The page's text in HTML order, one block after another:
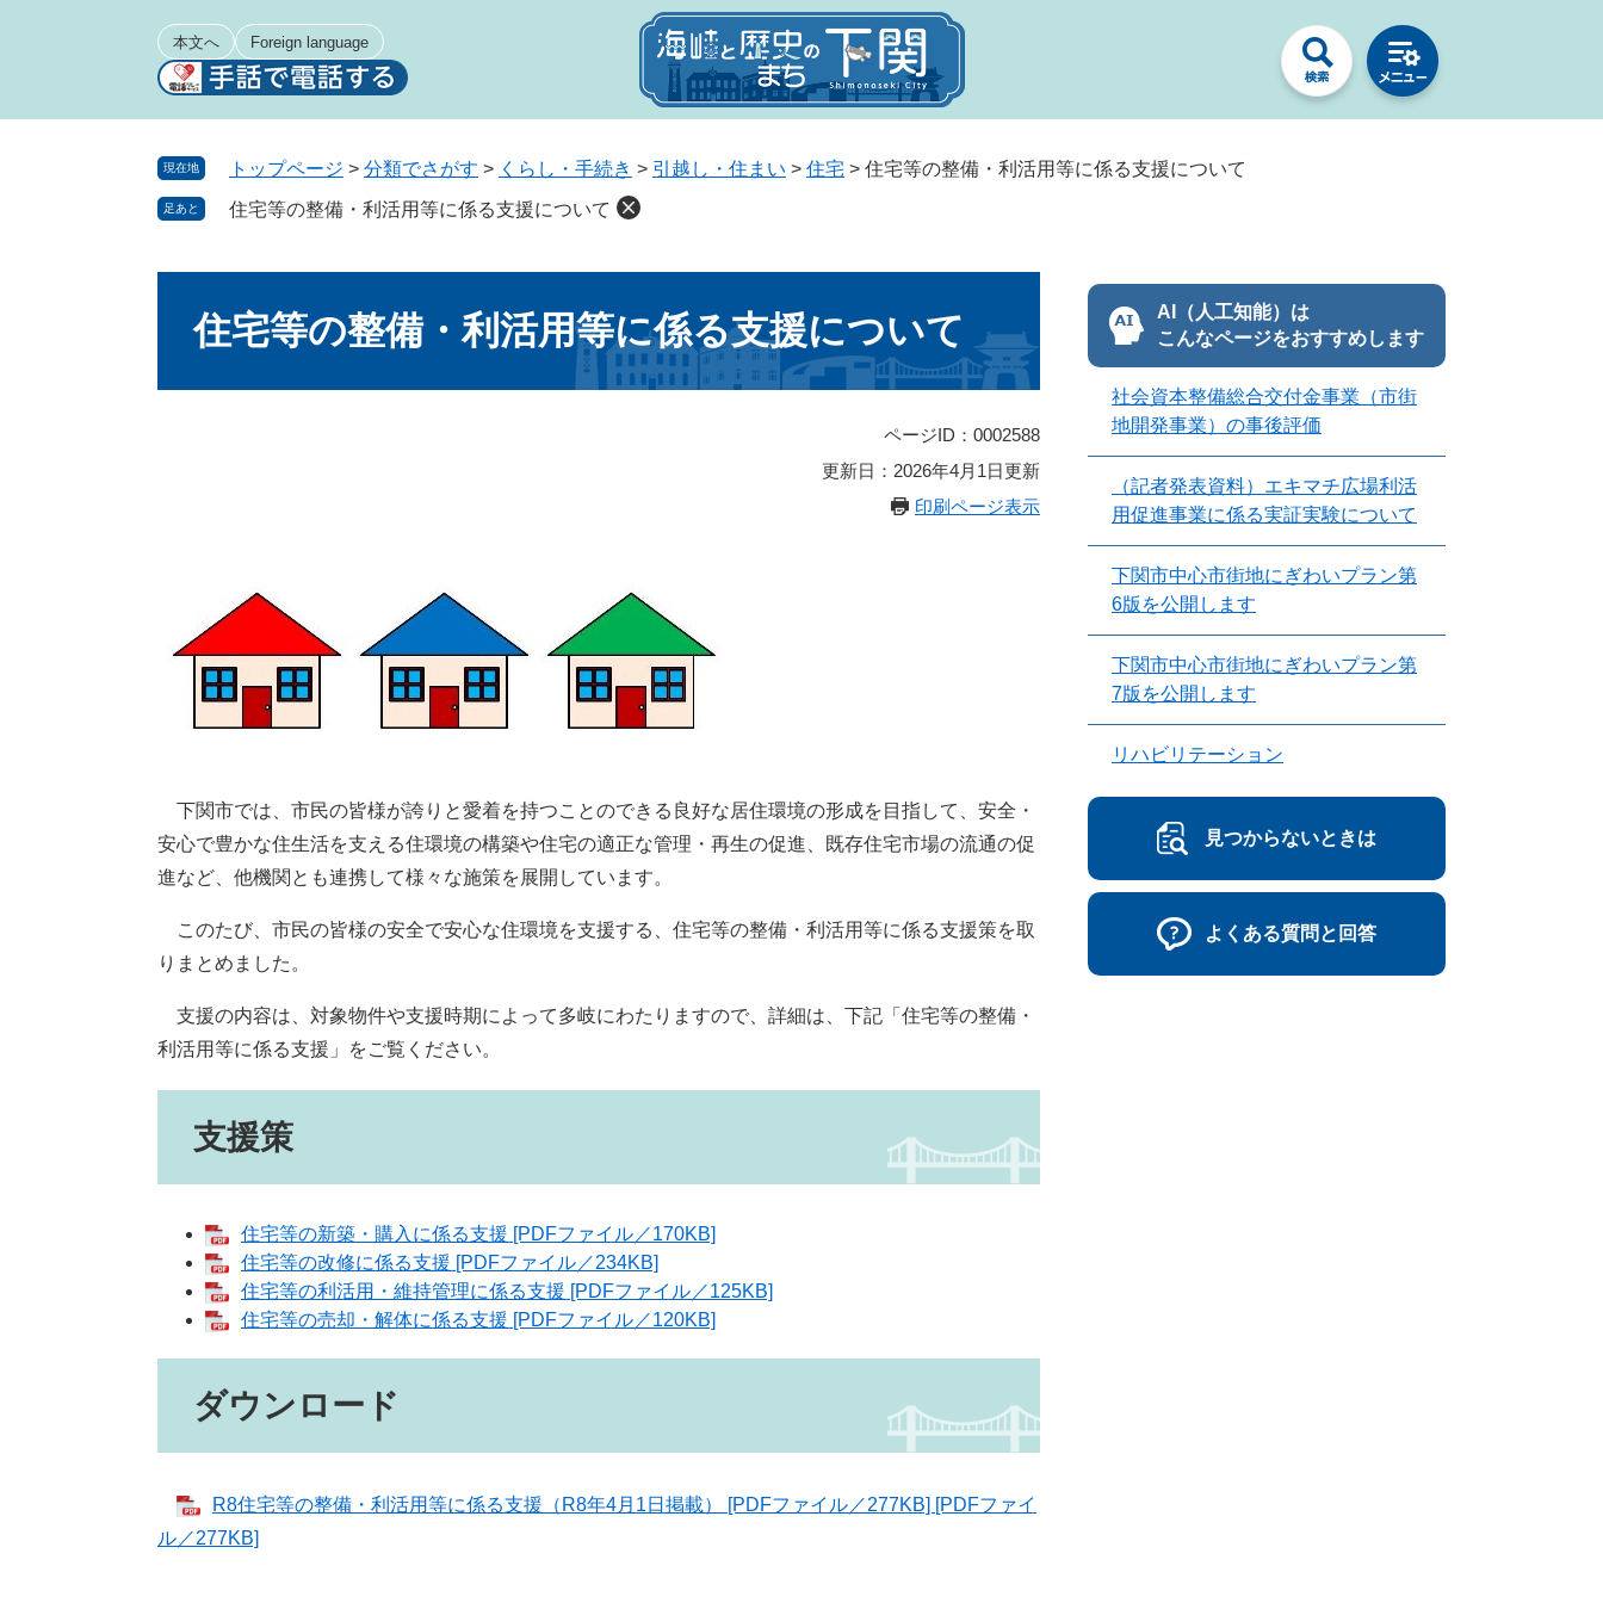
本文へ Foreign language
現在地 トップページ > 分類でさがす > くらし・手続き > 引越し・住まい > 住宅 > 住宅等の整備・利活用等に係る支援について
足あと 住宅等の整備・利活用等に係る支援について
住宅等の整備・利活用等に係る支援について
ページID：0002588
更新日：2026年4月1日更新
印刷ページ表示
下関市では、市民の皆様が誇りと愛着を持つことのできる良好な居住環境の形成を目指して、安全・
安心で豊かな住生活を支える住環境の構築や住宅の適正な管理・再生の促進、既存住宅市場の流通の促
進など、他機関とも連携して様々な施策を展開しています。
このたび、市民の皆様の安全で安心な住環境を支援する、住宅等の整備・利活用等に係る支援策を取
りまとめました。
支援の内容は、対象物件や支援時期によって多岐にわたりますので、詳細は、下記「住宅等の整備・
利活用等に係る支援」をご覧ください。
支援策
住宅等の新築・購入に係る支援 [PDFファイル／170KB]
住宅等の改修に係る支援 [PDFファイル／234KB]
住宅等の利活用・維持管理に係る支援 [PDFファイル／125KB]
住宅等の売却・解体に係る支援 [PDFファイル／120KB]
ダウンロード
R8住宅等の整備・利活用等に係る支援（R8年4月1日掲載） [PDFファイル／277KB] [PDFファイ
ル／277KB]
AI（人工知能）は
こんなページをおすすめします
社会資本整備総合交付金事業（市街
地開発事業）の事後評価
（記者発表資料）エキマチ広場利活
用促進事業に係る実証実験について
下関市中心市街地にぎわいプラン第
6版を公開します
下関市中心市街地にぎわいプラン第
7版を公開します
リハビリテーション
見つからないときは
よくある質問と回答